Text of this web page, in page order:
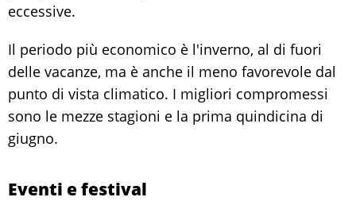
eccessive.
Il periodo più economico è l'inverno, al di fuori
delle vacanze, ma è anche il meno favorevole dal
punto di vista climatico. I migliori compromessi
sono le mezze stagioni e la prima quindicina di
giugno.
Eventi e festival